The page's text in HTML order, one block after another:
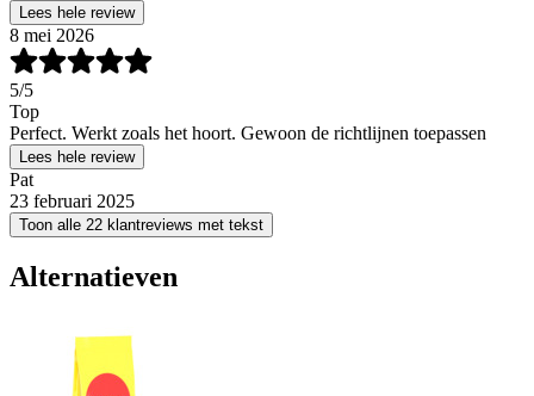
Lees hele review
8 mei 2026
5/5
Top
Perfect. Werkt zoals het hoort. Gewoon de richtlijnen toepassen
Lees hele review
Pat
23 februari 2025
Toon alle 22 klantreviews met tekst
Alternatieven